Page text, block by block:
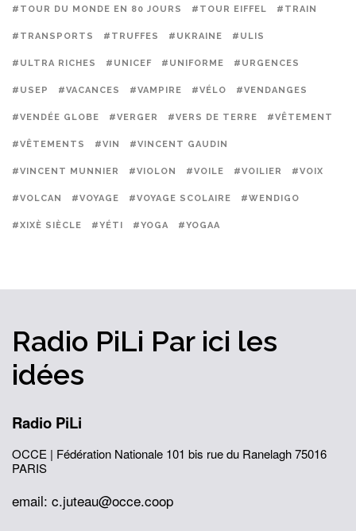
#TOUR DU MONDE EN 80 JOURS #TOUR EIFFEL #TRAIN
#TRANSPORTS #TRUFFES #UKRAINE #ULIS
#ULTRA RICHES #UNICEF #UNIFORME #URGENCES
#USEP #VACANCES #VAMPIRE #VÉLO #VENDANGES
#VENDÉE GLOBE #VERGER #VERS DE TERRE #VÊTEMENT
#VÊTEMENTS #VIN #VINCENT GAUDIN
#VINCENT MUNNIER #VIOLON #VOILE #VOILIER #VOIX
#VOLCAN #VOYAGE #VOYAGE SCOLAIRE #WENDIGO
#XIXÈ SIÈCLE #YÉTI #YOGA #YOGAA
Radio PiLi Par ici les
idées
Radio PiLi
OCCE | Fédération Nationale 101 bis rue du Ranelagh75016
PARIS
email: c.juteau@occe.coop